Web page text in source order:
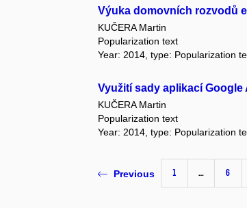
Výuka domovních rozvodů
KUČERA Martin
Popularization text
Year: 2014, type: Popularization
Využití sady aplikací Google
KUČERA Martin
Popularization text
Year: 2014, type: Popularization
Previous 1 … 6